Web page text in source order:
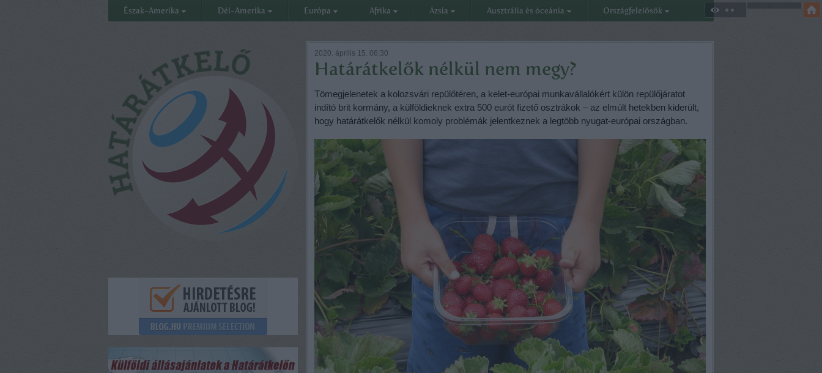
Észak-Amerika Dél-Amerika Európa Afrika Ázsia Ausztrália és óceánia Országfelelősök
2020. április 15. 06:30
Határátkelők nélkül nem megy?
Tömegjelenetek a kolozsvári repülőtéren, a kelet-európai munkavállalókért külön repülőjáratot
indító brit kormány, a külföldieknek extra 500 eurót fizető osztrákok – az elmúlt hetekben kiderült,
hogy határátkelők nélkül komoly problémák jelentkeznek a legtöbb nyugat-európai országban.